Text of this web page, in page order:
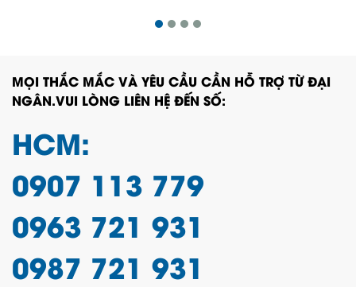
MỌI THẮC MẮC VÀ YÊU CẦU CẦN HỖ TRỢ TỪ ĐẠI
NGÂN.VUI LÒNG LIÊN HỆ ĐẾN SỐ:
HCM:
0907 113 779
0963 721 931
0987 721 931